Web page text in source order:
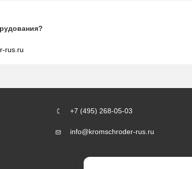
rus.ru
+7 (495) 268-05-03
info@kromschroder-rus.ru